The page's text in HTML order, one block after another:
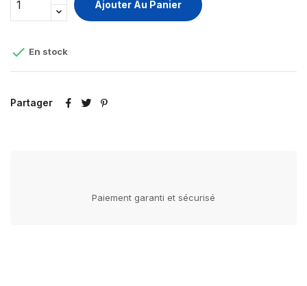
Ajouter Au Panier
 En stock
Partager
Paiement garanti et sécurisé